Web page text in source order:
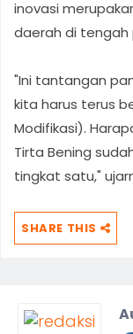
inovasi
daerah di tengah
"Ini tantangan
kita harus terus
Modifikasi).
Tirta Bening
tingkat satu,"
SHARE THIS